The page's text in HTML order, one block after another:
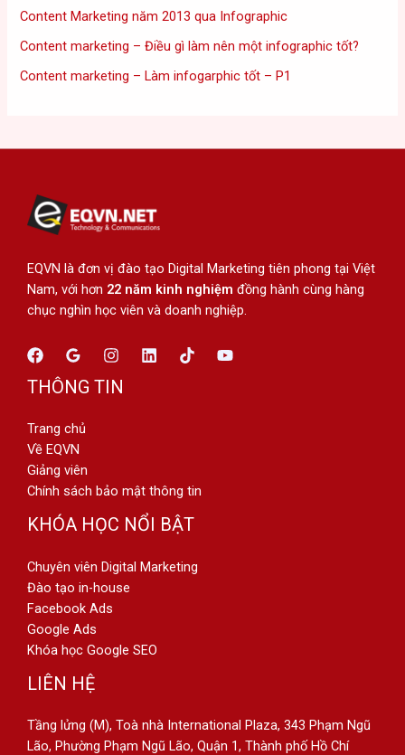
Content Marketing năm 2013 qua Infographic
Content marketing – Điều gì làm nên một infographic tốt?
Content marketing – Làm infogarphic tốt – P1
EQVN là đơn vị đào tạo Digital Marketing tiên phong tại Việt
Nam, với hơn 22 năm kinh nghiệm đồng hành cùng hàng
chục nghìn học viên và doanh nghiệp.
THÔNG TIN
Trang chủ
Về EQVN
Giảng viên
Chính sách bảo mật thông tin
KHÓA HỌC NỔI BẬT
Chuyên viên Digital Marketing
Đào tạo in-house
Facebook Ads
Google Ads
Khóa học Google SEO
LIÊN HỆ
Tầng lửng (M), Toà nhà International Plaza, 343 Phạm Ngũ
Lão, Phường Phạm Ngũ Lão, Quận 1, Thành phố Hồ Chí